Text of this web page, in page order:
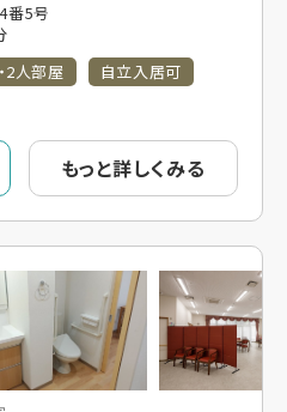
番5号
2人部屋
自立入居可
もっと詳しくみる